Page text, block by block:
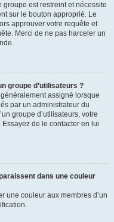
est restreint et nécessite
sur le bouton approprié. Le
approuver votre requête et
Merci de ne pas harceler un
groupe d’utilisateurs ?
assigné lorsque
par un administrateur du
groupe d’utilisateurs, votre
de le contacter en lui
dans une couleur
une couleur aux membres d’un